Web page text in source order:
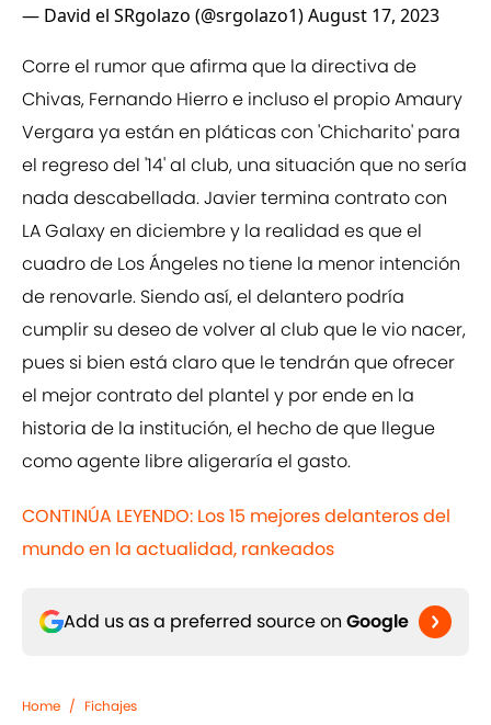
— David el SRgolazo (@srgolazo1)August 17, 2023
Corre el rumor que afirma que la directiva de
Chivas, Fernando Hierro e incluso el propio Amaury
Vergara ya están en pláticas con 'Chicharito' para
el regreso del '14' al club, una situación que no sería
nada descabellada. Javier termina contrato con
LA Galaxy en diciembre y la realidad es que el
cuadro de Los Ángeles no tiene la menor intención
de renovarle. Siendo así, el delantero podría
cumplir su deseo de volver al club que le vio nacer,
pues si bien está claro que le tendrán que ofrecer
el mejor contrato del plantel y por ende en la
historia de la institución, el hecho de que llegue
como agente libre aligeraría el gasto.
CONTINÚA LEYENDO: Los 15 mejores delanteros del
mundo en la actualidad, rankeados
Add us as a preferred source on Google
Home / Fichajes